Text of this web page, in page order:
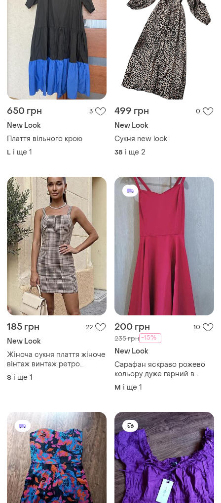
650 грн 3
New Look
Плаття вільного крою
L і ще 1
499 грн 0
New Look
Сукня new look
38 і ще 2
185 грн 22
New Look
Жіноча сукня плаття жіноче
вінтаж винтаж ретро
женское платье короткое
мини сарафан жіночий
S і ще 1
200 грн 10
235 грн -15%
New Look
Сарафан яскраво рожево
кольору дуже гарний в
ідеальному стані
M і ще 1